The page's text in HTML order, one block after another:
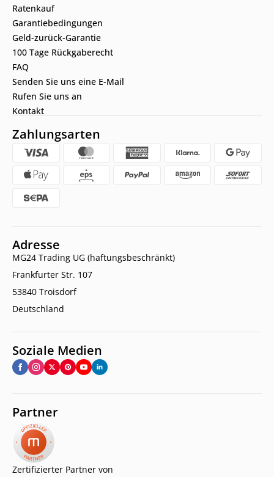
Ratenkauf
Garantiebedingungen
Geld-zurück-Garantie
100 Tage Rückgaberecht
FAQ
Senden Sie uns eine E-Mail
Rufen Sie uns an
Kontakt
Zahlungsarten
Adresse
MG24 Trading UG (haftungsbeschränkt)
Frankfurter Str. 107
53840 Troisdorf
Deutschland
Soziale Medien
Partner
Zertifizierter Partner von